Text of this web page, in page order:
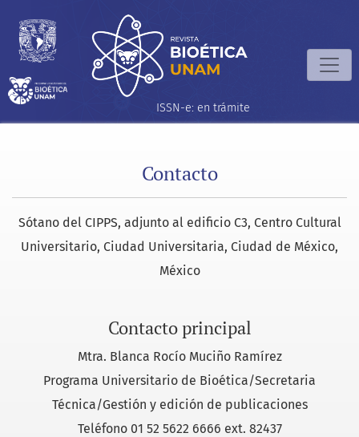
ISSN-e: en trámite
Contacto
Sótano del CIPPS, adjunto al edificio C3, Centro Cultural
Universitario, Ciudad Universitaria, Ciudad de México,
México
Contacto principal
Mtra. Blanca Rocío Muciño Ramírez
Programa Universitario de Bioética/Secretaria
Técnica/Gestión y edición de publicaciones
Teléfono 01 52 5622 6666 ext. 82437